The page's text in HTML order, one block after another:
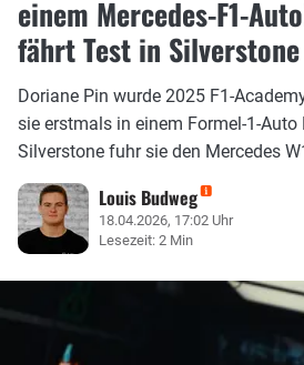
einem Mercedes-F1-
fährt Test in Silverstone
Doriane Pin wurde 2025 F1-
sie erstmals in einem Formel-1-Auto
Silverstone fuhr sie den Mercedes
Louis Budweg
18.04.2026, 17:02 Uhr
Lesezeit: 2 Min